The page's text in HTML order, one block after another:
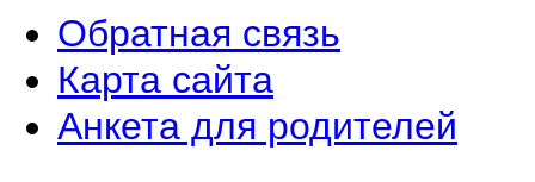
Обратная связь
Карта сайта
Анкета для родителей